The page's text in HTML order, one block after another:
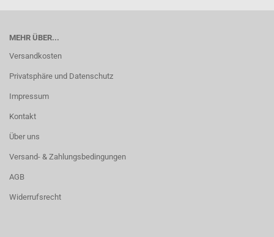
MEHR ÜBER...
Versandkosten
Privatsphäre und Datenschutz
Impressum
Kontakt
Über uns
Versand- & Zahlungsbedingungen
AGB
Widerrufsrecht